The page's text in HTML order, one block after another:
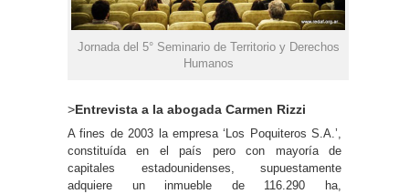
Jornada del 5° Seminario de Territorio y Derechos
Humanos
>Entrevista a la abogada Carmen Rizzi
A fines de 2003 la empresa ‘Los Poquiteros S.A.’,
constituída en el país pero con mayoría de
capitales estadounidenses, supuestamente
adquiere un inmueble de 116.290 ha,